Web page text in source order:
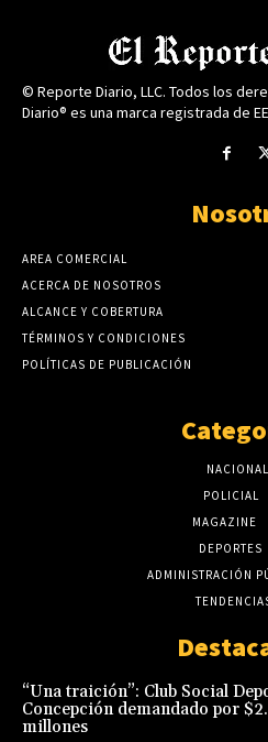
© Reporte Diario, LLC. Todos los
Diario® es una marca registrada de
AREA COMERCIAL
ACERCA DE NOSOTROS
ALCANCE Y COBERTURA
TÉRMINOS Y CONDICIONES
POLÍTICAS DE PUBLICACIÓN
NACIONAL
POLICIAL
MAGAZINE
DEPORTES
ADMINISTRACIÓN
“Una traición”: Club Social
Concepción demandado por
millones